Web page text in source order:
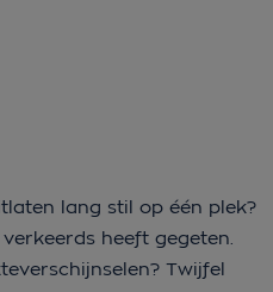
lang stil op één plek?
heeft gegeten.
Twijfel